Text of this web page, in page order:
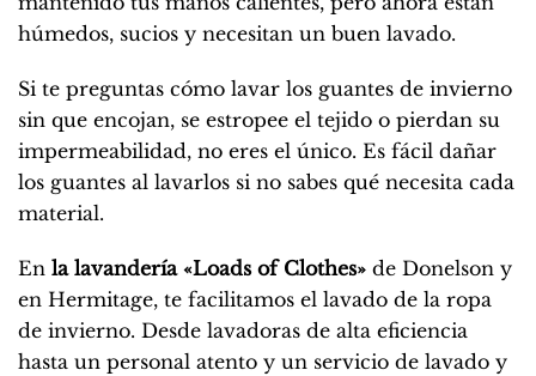
húmedos, sucios y necesitan un buen lavado.
Si te preguntas cómo lavar los guantes de invierno
sin que encojan, se estropee el tejido o pierdan su
impermeabilidad, no eres el único. Es fácil dañar
los guantes al lavarlos si no sabes qué necesita cada
material.
En la lavandería «Loads of Clothes» de Donelson y
en Hermitage, te facilitamos el lavado de la ropa
de invierno. Desde lavadoras de alta eficiencia
hasta un personal atento y un servicio de lavado y